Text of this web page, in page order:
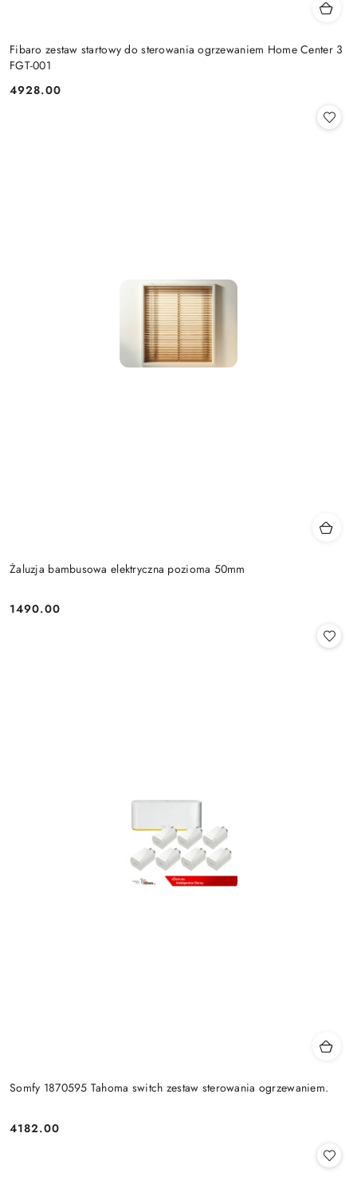
Fibaro zestaw startowy do sterowania ogrzewaniem Home Center 3
FGT-001
Cena:
4928.00
Żaluzja bambusowa elektryczna pozioma 50mm
Cena:
1490.00
Somfy 1870595 Tahoma switch zestaw sterowania ogrzewaniem.
Cena:
4182.00